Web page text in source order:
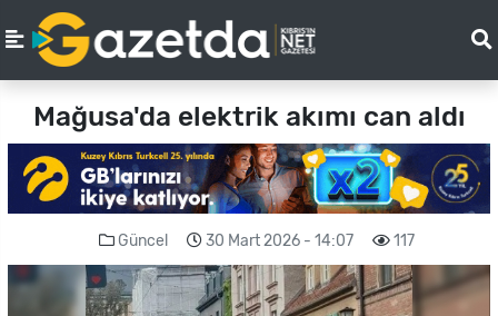
Mağusa'da elektrik akımı can aldı
Güncel 30 Mart 2026 - 14:07 117